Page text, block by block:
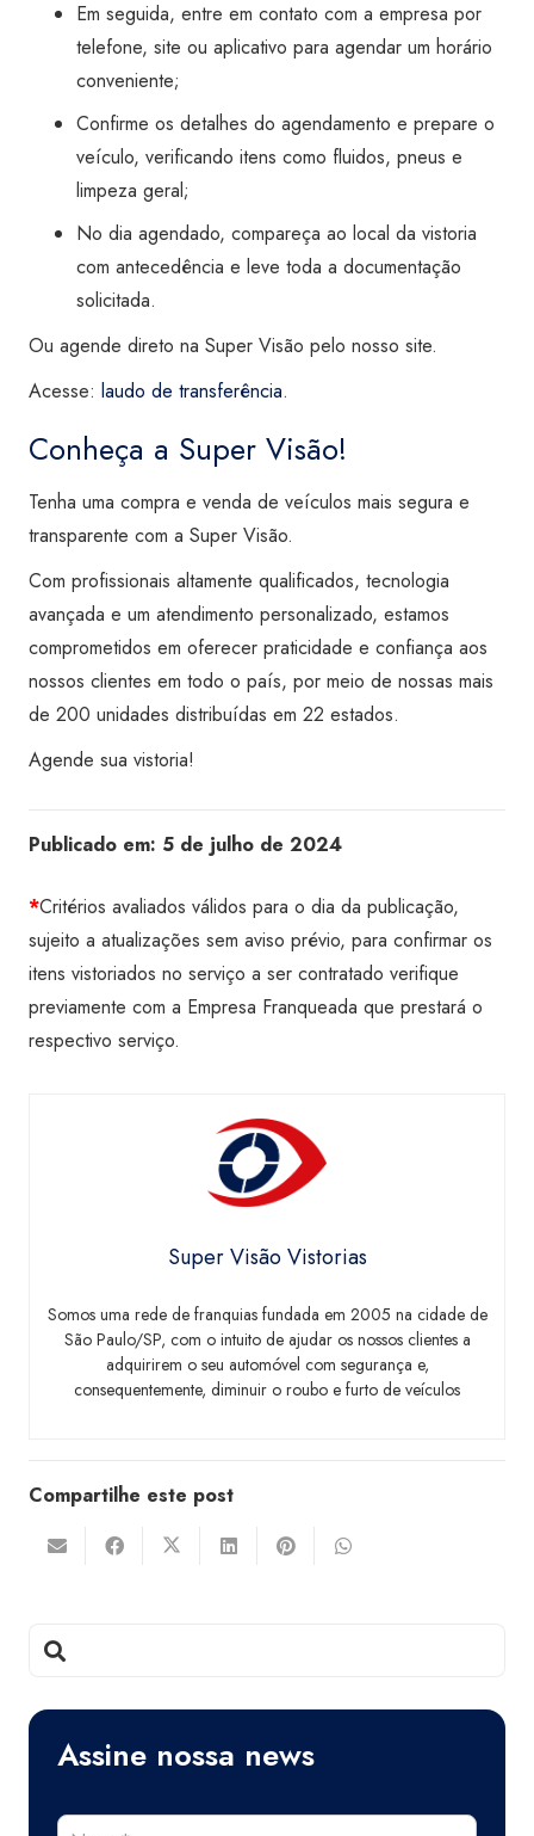
Em seguida, entre em contato com a empresa por
telefone, site ou aplicativo para agendar um horário
conveniente;
Confirme os detalhes do agendamento e prepare o
veículo, verificando itens como fluidos, pneus e
limpeza geral;
No dia agendado, compareça ao local da vistoria
com antecedência e leve toda a documentação
solicitada.
Ou agende direto na Super Visão pelo nosso site.
Acesse: laudo de transferência.
Conheça a Super Visão!
Tenha uma compra e venda de veículos mais segura e
transparente com a Super Visão.
Com profissionais altamente qualificados, tecnologia
avançada e um atendimento personalizado, estamos
comprometidos em oferecer praticidade e confiança aos
nossos clientes em todo o país, por meio de nossas mais
de 200 unidades distribuídas em 22 estados.
Agende sua vistoria!
Publicado em: 5 de julho de 2024
*Critérios avaliados válidos para o dia da publicação,
sujeito a atualizações sem aviso prévio, para confirmar os
itens vistoriados no serviço a ser contratado verifique
previamente com a Empresa Franqueada que prestará o
respectivo serviço.
Super Visão Vistorias
Somos uma rede de franquias fundada em 2005 na cidade de
São Paulo/SP, com o intuito de ajudar os nossos clientes a
adquirirem o seu automóvel com segurança e,
consequentemente, diminuir o roubo e furto de veículos
Compartilhe este post
Assine nossa news